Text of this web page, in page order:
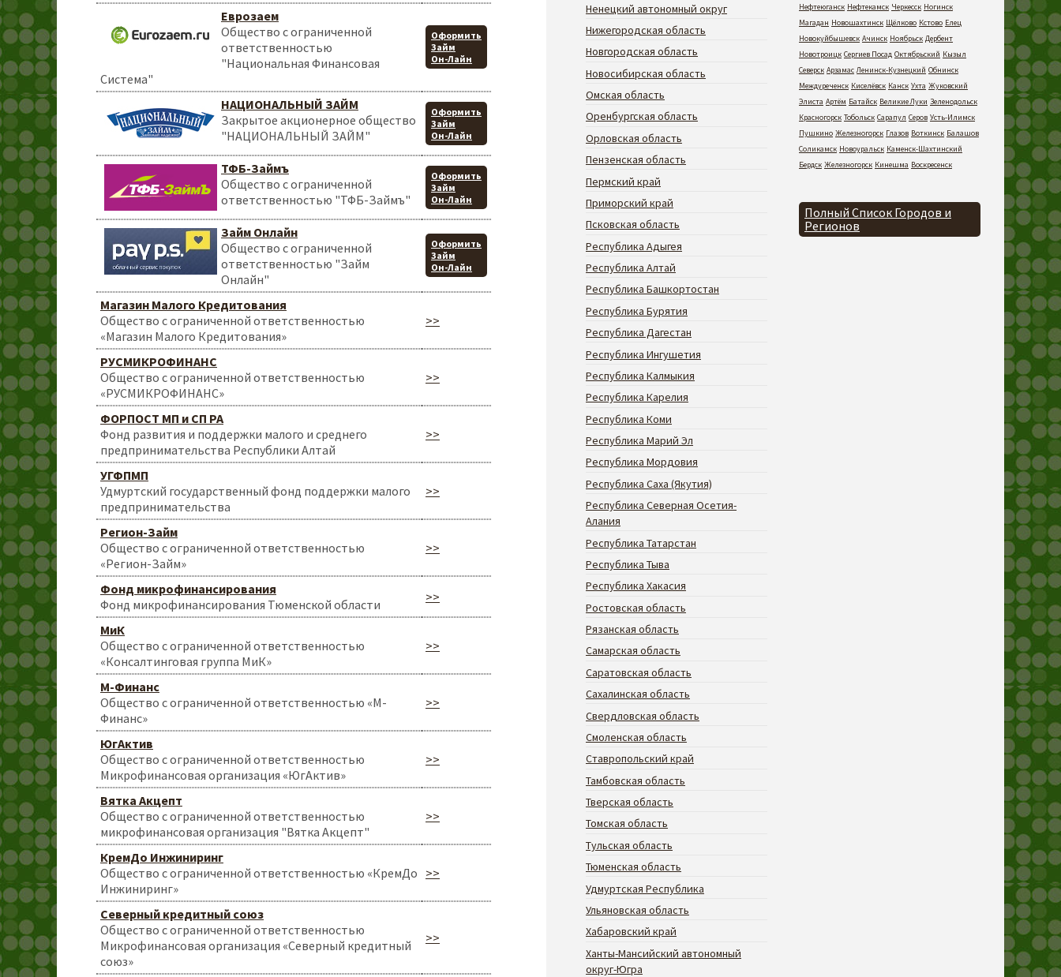
Еврозаем
Общество с ограниченной
ответственностью
"Национальная Финансовая
Система"
Оформить
Займ
Он-Лайн
НАЦИОНАЛЬНЫЙ ЗАЙМ
Закрытое акционерное общество
"НАЦИОНАЛЬНЫЙ ЗАЙМ"
Оформить
Займ
Он-Лайн
ТФБ-Займъ
Общество с ограниченной
ответственностью "ТФБ-Займъ"
Оформить
Займ
Он-Лайн
Займ Онлайн
Общество с ограниченной
ответственностью "Займ
Онлайн"
Оформить
Займ
Он-Лайн
Магазин Малого Кредитования
Общество с ограниченной ответственностью
«Магазин Малого Кредитования»
>>
РУСМИКРОФИНАНС
Общество с ограниченной ответственностью
«РУСМИКРОФИНАНС»
>>
ФОРПОСТ МП и СП РА
Фонд развития и поддержки малого и среднего
предпринимательства Республики Алтай
>>
УГФПМП
Удмуртский государственный фонд поддержки малого
предпринимательства
>>
Регион-Займ
Общество с ограниченной ответственностью
«Регион-Займ»
>>
Фонд микрофинансирования
Фонд микрофинансирования Тюменской области
>>
МиК
Общество с ограниченной ответственностью
«Консалтинговая группа МиК»
>>
М-Финанс
Общество с ограниченной ответственностью «М-
Финанс»
>>
ЮгАктив
Общество с ограниченной ответственностью
Микрофинансовая организация «ЮгАктив»
>>
Вятка Акцепт
Общество с ограниченной ответственностью
микрофинансовая организация "Вятка Акцепт"
>>
КремДо Инжиниринг
Общество с ограниченной ответственностью «КремДо
Инжиниринг»
>>
Северный кредитный союз
Общество с ограниченной ответственностью
Микрофинансовая организация «Северный кредитный
союз»
>>
Ненецкий автономный округ
Нижегородская область
Новгородская область
Новосибирская область
Омская область
Оренбургская область
Орловская область
Пензенская область
Пермский край
Приморский край
Псковская область
Республика Адыгея
Республика Алтай
Республика Башкортостан
Республика Бурятия
Республика Дагестан
Республика Ингушетия
Республика Калмыкия
Республика Карелия
Республика Коми
Республика Марий Эл
Республика Мордовия
Республика Саха (Якутия)
Республика Северная Осетия-
Алания
Республика Татарстан
Республика Тыва
Республика Хакасия
Ростовская область
Рязанская область
Самарская область
Саратовская область
Сахалинская область
Свердловская область
Смоленская область
Ставропольский край
Тамбовская область
Тверская область
Томская область
Тульская область
Тюменская область
Удмуртская Республика
Ульяновская область
Хабаровский край
Ханты-Мансийский автономный
округ-Югра
Нефтеюганск Нефтекамск Черкесск Ногинск
Магадан Новошахтинск Щёлково Кстово Елец
Новокуйбышевск Ачинск Ноябрьск Дербент
Новотроицк Сергиев Посад Октябрьский Кызыл
Северск Арзамас Ленинск-Кузнецкий Обнинск
Междуреченск Киселёвск Канск Ухта Жуковский
Элиста Артём Батайск Великие Луки Зеленодольск
Красногорск Тобольск Сарапул Серов Усть-Илимск
Пушкино Железногорск Глазов Воткинск Балашов
Соликамск Новоуральск Каменск-Шахтинский
Бердск Железногорск Кинешма Воскресенск
Полный Список Городов и
Регионов